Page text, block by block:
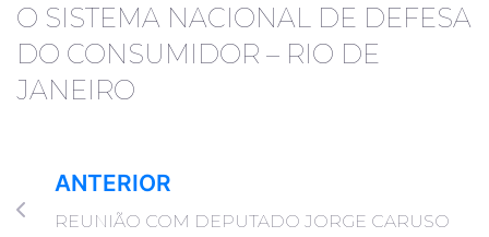
O SISTEMA NACIONAL DE DEFESA
DO CONSUMIDOR – RIO DE
JANEIRO
ANTERIOR
REUNIÃO COM DEPUTADO JORGE CARUSO